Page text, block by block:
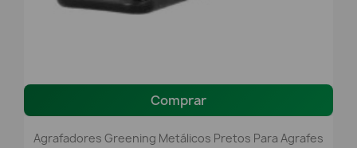
Comprar
Agrafadores Greening Metálicos Pretos Para Agrafes